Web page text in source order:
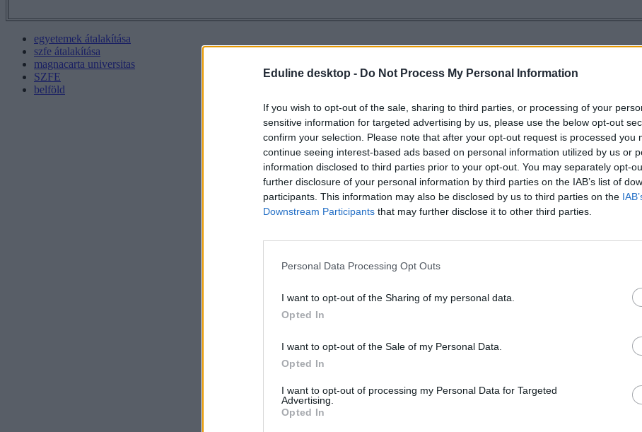
Eduline desktop - Do Not Process My Personal Information
If you wish to opt-out of the sale, sharing to third parties, or processing of your
sensitive information for targeted advertising by us, please use the below opt-out
confirm your selection. Please note that after your opt-out request is processed you
continue seeing interest-based ads based on personal information utilized by us or
information disclosed to third parties prior to your opt-out. You may separately opt-
further disclosure of your personal information by third parties on the IAB’s list of
participants. This information may also be disclosed by us to third parties on the
Downstream Participants that may further disclose it to other third parties.
Personal Data Processing Opt Outs
I want to opt-out of the Sharing of my personal data.
Opted In
I want to opt-out of the Sale of my Personal Data.
Opted In
I want to opt-out of processing my Personal Data for Targeted
Advertising.
Opted In
egyetemek átalakítása
szfe átalakítása
magnacarta universitas
SZFE
belföld